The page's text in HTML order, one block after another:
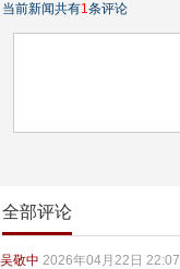
当前新闻共有1条评论
全部评论
吴敬中 2026年04月22日 22:07